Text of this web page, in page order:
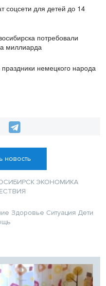
соцсети для детей до 14
потребовали
миллиарда
немецкого народа
новость
ЭКОНОМИКА
Здоровье Ситуация Дети